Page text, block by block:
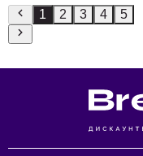
1 2 3 4 5